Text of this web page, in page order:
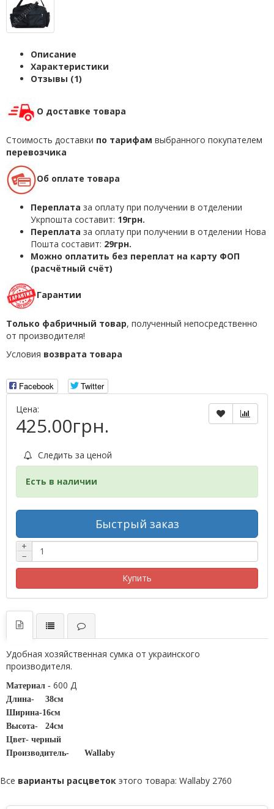
Описание
Характеристики
Отзывы (1)
О доставке товара
Стоимость доставки по тарифам выбранного покупателем
перевозчика
Об оплате товара
Переплата за оплату при получении в отделении
Укрпошта составит: 19грн.
Переплата за оплату при получении в отделении Нова
Пошта составит: 29грн.
Можно оплатить без переплат на карту ФОП
(расчётный счёт)
Гарантии
Только фабричный товар, полученный непосредственно
от производителя!
Условия возврата товара
Facebook
Twitter
Цена:
425.00грн.
Следить за ценой
Есть в наличии
Быстрый заказ
+
−
Купить
Удобная хозяйственная сумка от украинского
производителя.
Материал - 600 Д
Длина-
38см
Ширина-16см
Высота-
24см
Цвет- черный
Производитель-
Wallaby
Все варианты расцветок этого товара: Wallaby 2760